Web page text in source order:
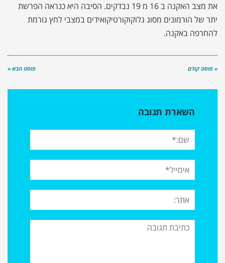
את מצב האקנה ב 16 מ 19 נבדקים. הסיבה היא כנראה הפרשת
יתר של הורמונים מסוג גלוקוקורטיקואידים במצבי לחץ גורמת
להחרפה באקנה.
« פוסט קודם פוסט הבא »
השארת תגובה
שם:*
אימייל*
אתר:
תגובה